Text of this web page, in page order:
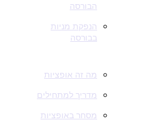
הבורסה
הנפקת מניות
בבורסה
מה זה אופציות
מדריך למתחילים
מסחר באופציות